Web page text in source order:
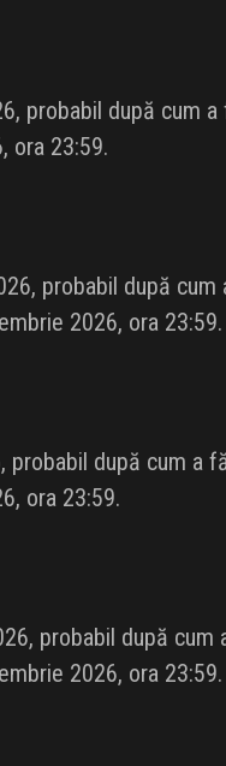
probabil după cum
ora 23:59.
probabil după
2026, ora 23:59.
probabil după cum a
ora 23:59.
probabil după
2026, ora 23:59.